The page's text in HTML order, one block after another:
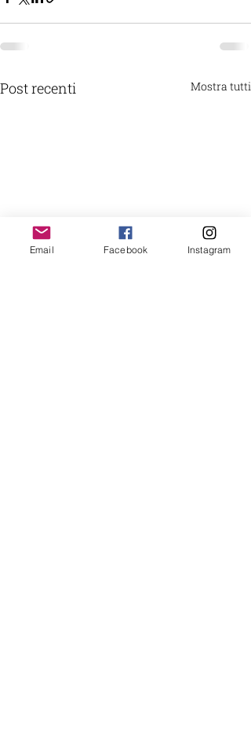
Post recenti Mostra tutti
Email Facebook Instagram